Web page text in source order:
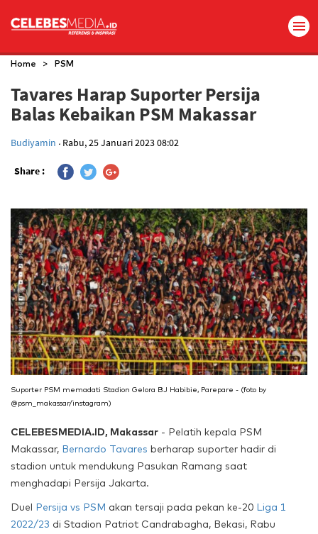
Home > PSM
Tavares Harap Suporter Persija
Balas Kebaikan PSM Makassar
Budiyamin . Rabu, 25 Januari 2023 08:02
Share :
Suporter PSM memadati Stadion Gelora BJ Habibie, Parepare - (foto by
@psm_makassar/instagram)
CELEBESMEDIA.ID, Makassar - Pelatih kepala PSM
Makassar, Bernardo Tavares berharap suporter hadir di
stadion untuk mendukung Pasukan Ramang saat
menghadapi Persija Jakarta.
Duel Persija vs PSM akan tersaji pada pekan ke-20 Liga 1
2022/23 di Stadion Patriot Candrabagha, Bekasi, Rabu